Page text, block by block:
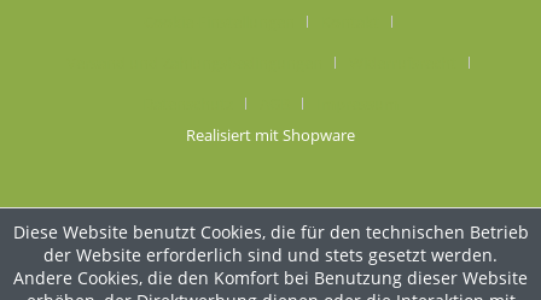
Realisiert mit Shopware
Diese Website benutzt Cookies, die für den technischen Betrieb
der Website erforderlich sind und stets gesetzt werden.
Andere Cookies, die den Komfort bei Benutzung dieser Website